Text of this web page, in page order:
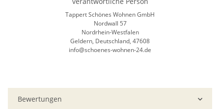
Tappert Schönes Wohnen GmbH
Nordwall 57
Nordrhein-Westfalen
Geldern, Deutschland, 47608
info@schoenes-wohnen-24.de
Bewertungen